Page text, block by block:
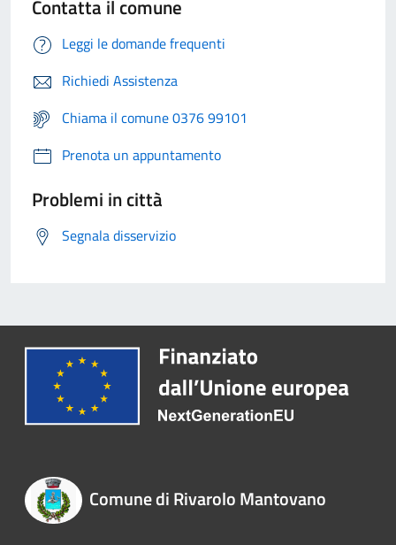
Contatta il comune
Leggi le domande frequenti
Richiedi Assistenza
Chiama il comune 0376 99101
Prenota un appuntamento
Problemi in città
Segnala disservizio
Comune di Rivarolo Mantovano